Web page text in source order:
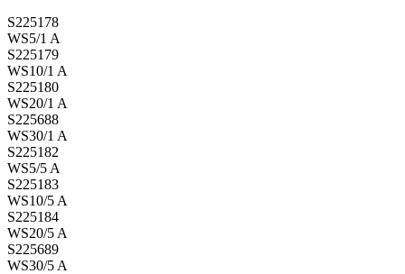
S225178
WS5/1 A
S225179
WS10/1 A
S225180
WS20/1 A
S225688
WS30/1 A
S225182
WS5/5 A
S225183
WS10/5 A
S225184
WS20/5 A
S225689
WS30/5 A